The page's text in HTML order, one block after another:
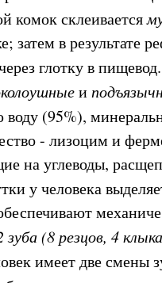
комок склеивается
затем в результате
глотку в
и
(95%),
- лизоцим и
на углеводы,
у человека
зуба (8 резцов, 4
имеет две смены